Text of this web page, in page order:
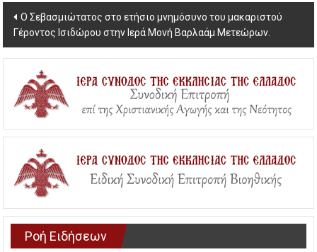
Post
navigation
Ο Σεβασμιώτατος στο ετήσιο μνημόσυνο του μακαριστού
Γέροντος Ισιδώρου στην Ιερά Μονή Βαρλαάμ Μετεώρων.
Ροή Ειδήσεων